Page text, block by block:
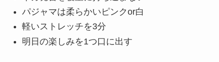
パジャマは柔らかいピンクor白
軽いストレッチを3分
明日の楽しみを1つ口に出す